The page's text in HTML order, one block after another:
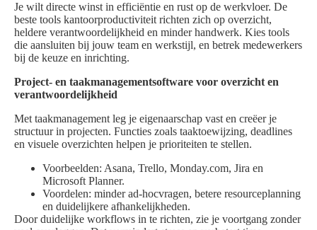
Je wilt directe winst in efficiëntie en rust op de werkvloer. De
beste tools kantoorproductiviteit richten zich op overzicht,
heldere verantwoordelijkheid en minder handwerk. Kies tools
die aansluiten bij jouw team en werkstijl, en betrek medewerkers
bij de keuze en inrichting.
Project- en taakmanagementsoftware voor overzicht en
verantwoordelijkheid
Met taakmanagement leg je eigenaarschap vast en creëer je
structuur in projecten. Functies zoals taaktoewijzing, deadlines
en visuele overzichten helpen je prioriteiten te stellen.
Voorbeelden: Asana, Trello, Monday.com, Jira en
Microsoft Planner.
Voordelen: minder ad-hocvragen, betere resourceplanning
en duidelijkere afhankelijkheden.
Door duidelijke workflows in te richten, zie je voortgang zonder